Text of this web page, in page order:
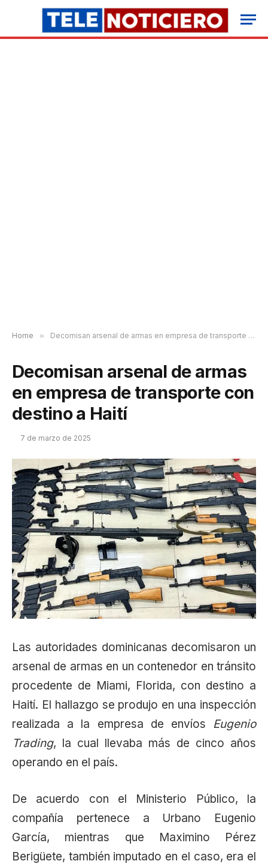
Home » Decomisan arsenal de armas en empresa de transporte con destino a Haití
Decomisan arsenal de armas
en empresa de transporte con
destino a Haití
7 de marzo de 2025
Las autoridades dominicanas decomisaron un
arsenal de armas en un contenedor en tránsito
procedente de Miami, Florida, con destino a
Haití. El hallazgo se produjo en una inspección
realizada a la empresa de envíos Eugenio
Trading, la cual llevaba más de cinco años
operando en el país.
De acuerdo con el Ministerio Público, la
compañía pertenece a Urbano Eugenio
García, mientras que Maximino Pérez
Berigüete, también imputado en el caso, era el